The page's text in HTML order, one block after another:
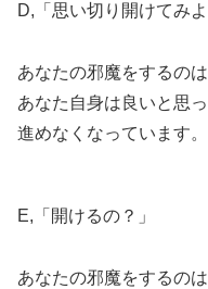
D,「思い切り開けてみよ
あなたの邪魔をするのは
あなた自身は良いと思
進めなくなっています。
E,「開けるの？」
あなたの邪魔をするのは